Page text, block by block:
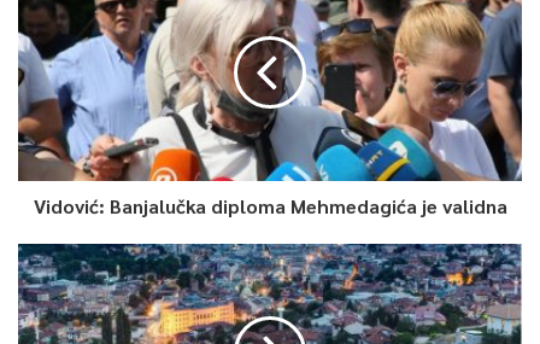
Vidović: Banjalučka diploma Mehmedagića je validna